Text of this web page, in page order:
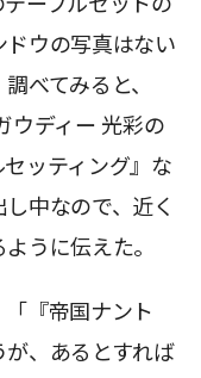
ウの写真はない
べてみると、
ウディー 光彩の
ッティング』な
中なので、近く
うに伝えた。
『帝国ナント
、あるとすれば